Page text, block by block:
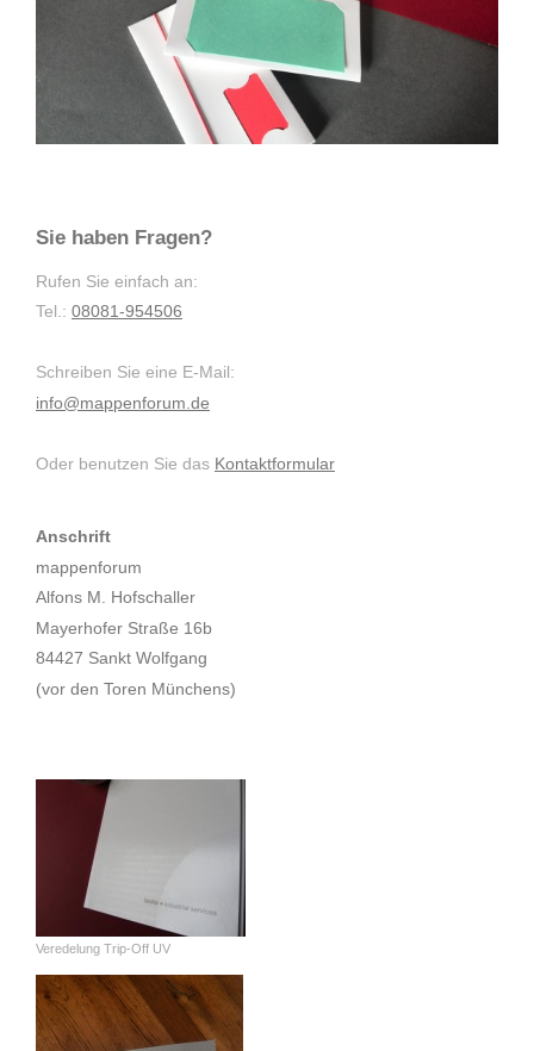
Sie haben Fragen?
Rufen Sie einfach an:
Tel.: 08081-954506
Schreiben Sie eine E-Mail:
info@mappenforum.de
Oder benutzen Sie das Kontaktformular
Anschrift
mappenforum
Alfons M. Hofschaller
Mayerhofer Straße 16b
84427 Sankt Wolfgang
(vor den Toren Münchens)
Veredelung Trip-Off UV